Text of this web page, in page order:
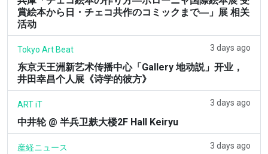
賞絵本から日・チェコ共作のコミックまで―」展 相关
活动
Tokyo Art Beat 3 days ago
东京天王洲新艺术传播中心「Gallery 地动説」开业，
井田幸昌个人展《诗学的彼方》
ART iT 3 days ago
中井轮 @ 半兵卫麸大楼2F Hall Keiryu
産経ニュース 3 days ago